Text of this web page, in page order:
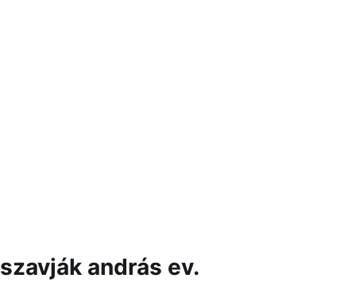
szavják andrás ev.